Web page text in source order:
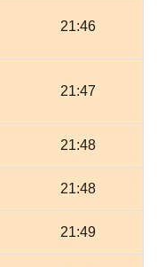
21:46
21:47
21:48
21:48
21:49